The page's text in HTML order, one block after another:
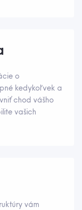
o
kedykoľvek a
chod vášho
vašich
vám